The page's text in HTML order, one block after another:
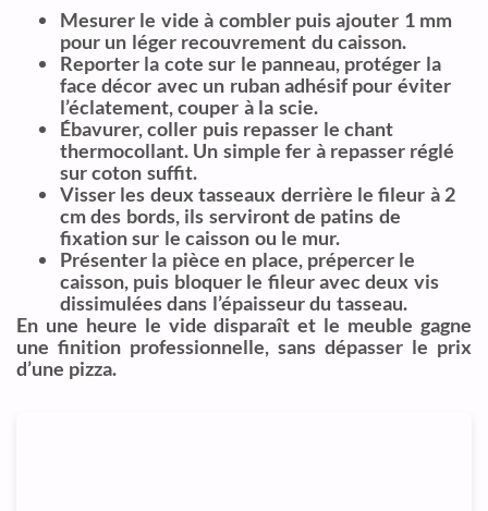
Mesurer le vide à combler puis ajouter 1 mm
pour un léger recouvrement du caisson.
Reporter la cote sur le panneau, protéger la
face décor avec un ruban adhésif pour éviter
l’éclatement, couper à la scie.
Ébavurer, coller puis repasser le chant
thermocollant. Un simple fer à repasser réglé
sur coton suffit.
Visser les deux tasseaux derrière le fileur à 2
cm des bords, ils serviront de patins de
fixation sur le caisson ou le mur.
Présenter la pièce en place, prépercer le
caisson, puis bloquer le fileur avec deux vis
dissimulées dans l’épaisseur du tasseau.
En une heure le vide disparaît et le meuble gagne
une finition professionnelle, sans dépasser le prix
d’une pizza.